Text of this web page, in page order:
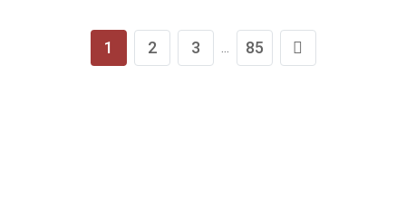
1 2 3 ... 85